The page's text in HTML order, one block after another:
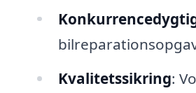
Kvalitetssikring: